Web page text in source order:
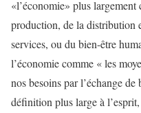
«l’économie» plus
production, de la distribution
services, ou du bien-être
l’économie comme « les
nos besoins par l’échange
définition plus large à